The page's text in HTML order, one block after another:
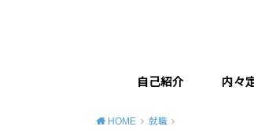
自己紹介 内々
HOME 就職